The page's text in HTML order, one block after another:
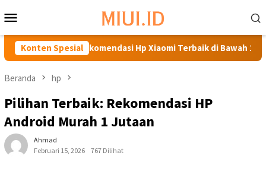
ke
kontenMobile
Konten Spesial
Rekomendasi Hp Xiaomi Terbaik di Bawah 1 Juta
Beranda hp
Pilihan Terbaik: Rekomendasi HP
Android Murah 1 Jutaan
Ahmad
Februari 15, 2026
767 Dilihat